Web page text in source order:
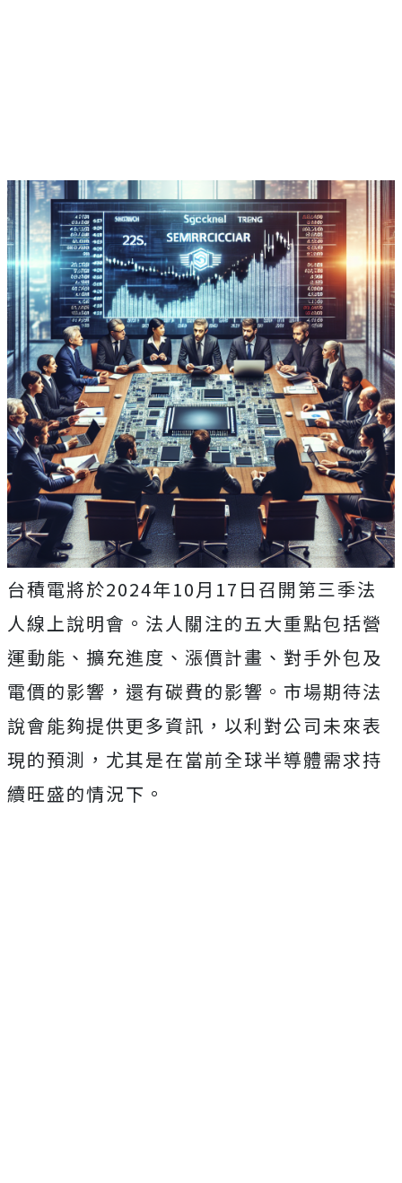
台積電將於2024年10月17日召開第三季法
人線上說明會。法人關注的五大重點包括營
運動能、擴充進度、漲價計畫、對手外包及
電價的影響，還有碳費的影響。市場期待法
說會能夠提供更多資訊，以利對公司未來表
現的預測，尤其是在當前全球半導體需求持
續旺盛的情況下。